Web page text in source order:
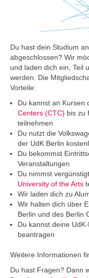
Du hast dein Studium
abgeschlossen? Wir
und laden dich ein, Teil
werden. Die
Vorteile:
Du kannst an Kursen
Centers (CTC) bis zu
teilnehmen
Du nutzt die
der UdK Berlin
Du bekommst
Veranstaltungen
Du nimmst
University of the Arts
Wir laden dich zu
Wir halten dich über
Berlin und des Berlin
Du kannst deine
beantragen
Weitere Informationen
Du hast Fragen? Dann